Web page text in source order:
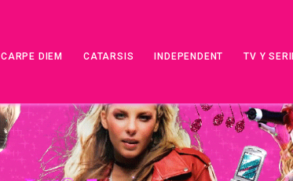
CARPE DIEM CATARSIS INDEPENDENT TV Y